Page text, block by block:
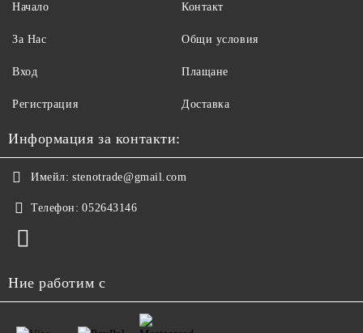
Начало
За Нас
Вход
Регистрация
Контакт
Общи условия
Плащане
Доставка
Информация за контакти:
Имейл: stenotrade@gmail.com
Телефон: 052643146
Ние работим с